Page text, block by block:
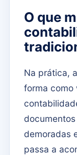
O que
Na prática,
forma como
demoradas
passa a